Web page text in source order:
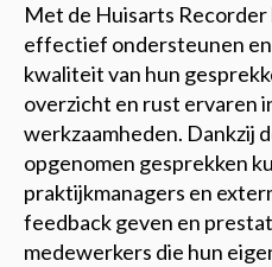
Met de Huisarts
effectief ondersteunen
kwaliteit van hun
overzicht en rust ervaren
werkzaamheden. Dankzij
opgenomen gesprekken
praktijkmanagers en
feedback geven en
medewerkers die hun